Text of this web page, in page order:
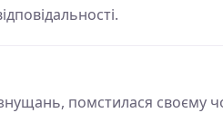
помстилася своєму